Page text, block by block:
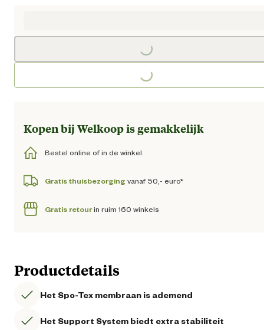
Loading...
Loading...
Kopen bij Welkoop is gemakkelijk
Bestel online of in de winkel.
Gratis thuisbezorging vanaf 50,- euro*
Gratis retourin ruim 160 winkels
Productdetails
Het Spo-Tex membraan is ademend
Het Support System biedt extra stabiliteit